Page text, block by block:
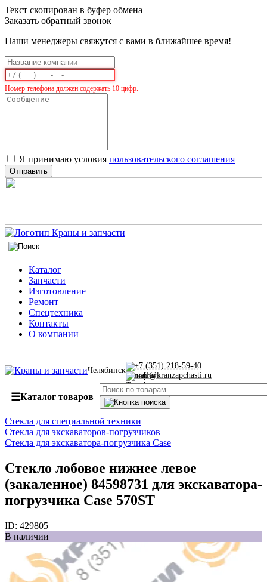
Текст скопирован в буфер обмена
Заказать обратный звонок
Наши менеджеры свяжутся с вами в ближайшее время!
Номер телефона должен содержать 10 цифр.
Я принимаю условия пользовательского соглашения
Отправить
Каталог
Запчасти
Изготовление
Ремонт
Спецтехника
Контакты
О компании
Челябинск
+7 (351) 218-59-40
mail@kranzapchasti.ru
☰Каталог товаров
Стекла для специальной техники
Стекла для экскаваторов-погрузчиков
Стекла для экскаватора-погрузчика Case
Стекло лобовое нижнее левое
(закаленное) 84598731 для экскаватора-
погрузчика Case 570ST
ID: 429805
В наличии